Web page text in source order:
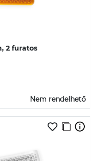
2 furatos
Nem rendelhető